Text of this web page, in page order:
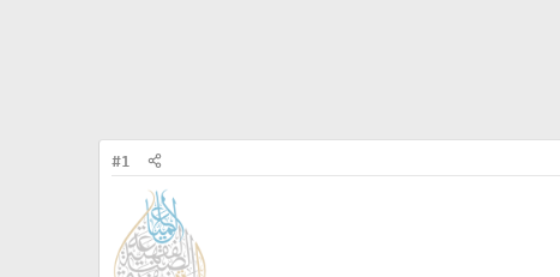
#1